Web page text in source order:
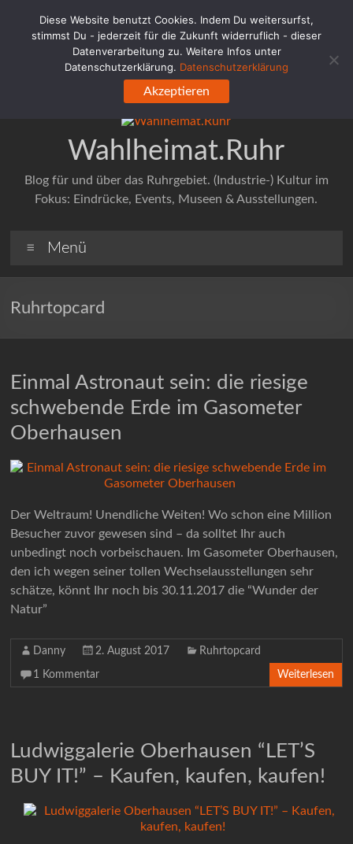
springen
Wahlheimat.Ruhr
Blog für und über das Ruhrgebiet. (Industrie-) Kultur im
Fokus: Eindrücke, Events, Museen & Ausstellungen.
Menü
Ruhrtopcard
Einmal Astronaut sein: die riesige
schwebende Erde im Gasometer
Oberhausen
Der Weltraum! Unendliche Weiten! Wo schon eine Million
Besucher zuvor gewesen sind – da solltet Ihr auch
unbedingt noch vorbeischauen. Im Gasometer Oberhausen,
den ich wegen seiner tollen Wechselausstellungen sehr
schätze, könnt Ihr noch bis 30.11.2017 die “Wunder der
Natur”
Danny 2. August 2017 Ruhrtopcard
1 Kommentar Weiterlesen
Ludwiggalerie Oberhausen “LET’S
BUY IT!” – Kaufen, kaufen, kaufen!
Diese Website benutzt Cookies. Indem Du weitersurfst,
stimmst Du - jederzeit für die Zukunft widerruflich - dieser
Datenverarbeitung zu. Weitere Infos unter
Datenschutzerklärung. Datenschutzerklärung
Akzeptieren